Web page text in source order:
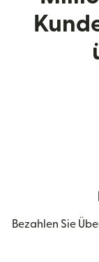
Bezahlen Sie